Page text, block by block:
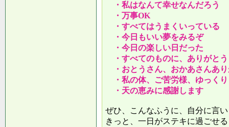
・私はなんて幸せなんだろう
・万事OK
・すべてはうまくいっている
・今日もいい夢をみるぞ
・今日の楽しい日だった
・すべてのものに、ありがとう
・おとうさん、おかあさんあ
・私の体、ご苦労様、ゆっく
・天の恵みに感謝します
ぜひ、こんなふうに、自分に言
きっと、一日がステキに過ごせ